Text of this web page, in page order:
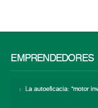
EMPRENDEDORES
La autoeficacia: “motor